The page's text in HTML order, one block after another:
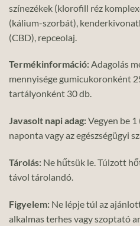
színezékek (klorofill réz
(kálium-szorbát),
(CBD), repceolaj.
Termékinformáció:Adagolás
mennyisége gumicukoronként
tartályonként 30 db.
Javasolt napi adag:Vegyen be
naponta vagy az egészségügyi
Tárolás: Ne hűtsük le. Túlzott
távol tárolandó.
Figyelem: Ne lépje túl az
alkalmas terhes vagy szoptató